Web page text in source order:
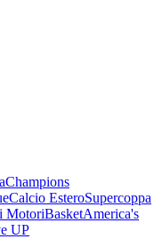
Champions
Calcio EsteroSupercoppa
MotoriBasketAmerica's
UP